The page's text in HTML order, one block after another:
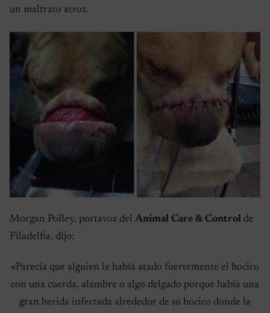
un maltrato atroz.
Morgan Polley, portavoz del Animal Care & Control de
Filadelfia, dijo:
«Parecía que alguien le había atado fuertemente el hocico
con una cuerda, alambre o algo delgado porque había una
gran herida infectada alrededor de su hocico donde la